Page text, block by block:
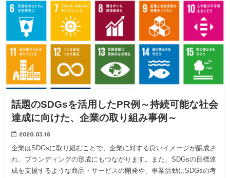
話題のSDGsを活用したPR例～持続可能な社会
達成に向けた、企業の取り組み事例～
2020.03.18
企業はSDGsに取り組むことで、企業に対する良いイメージが醸成さ
れ、ブランディングの形成にもつながります。また、SDGsの目標達
成を支援するような商品・サービスの開発や、事業活動にSDGsの考